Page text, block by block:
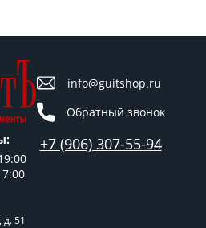
51
info@guitshop.ru
Обратный звонок
+7 (906) 307-55-94